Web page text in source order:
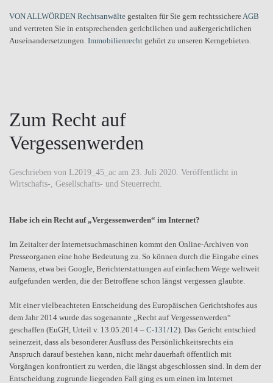
VON ALLWÖRDEN Rechtsanwälte gestalten für Sie gern rechtssichereAGB
und vertreten Sie in entsprechenden gerichtlichen und außergerichtlichen
Auseinandersetzungen. Immobilienrecht gehört zu unseren Kerngebieten.
Zum Recht auf
Vergessenwerden
Geschrieben von L2019_45_ac am 23. Juli 2020. Veröffentlicht in
Wirtschafts-, Gesellschafts- und Steuerrecht.
Habe ich ein Recht auf „Vergessenwerden“ im Internet?
Im Zeitalter der Internetsuchmaschinen kommt den Online-Archiven von
Presseorganen eine hohe Bedeutung zu. So können durch die Eingabe eines
Namens, etwa bei Google, Berichterstattungen auf einfachem Wege weltweit
aufgefunden werden, die der Betroffene schon längst vergessen glaubte.
Mit einer vielbeachteten Entscheidung des Europäischen Gerichtshofes aus
dem Jahr 2014 wurde das sogenannte „Recht auf Vergessenwerden“
geschaffen (EuGH, Urteil v. 13.05.2014 – C-131/12). Das Gericht entschied
seinerzeit, dass als besonderer Ausfluss des Persönlichkeitsrechts ein
Anspruch darauf bestehen kann, nicht mehr dauerhaft öffentlich mit
Vorgängen konfrontiert zu werden, die längst abgeschlossen sind. In dem der
Entscheidung zugrunde liegenden Fall ging es um einen im Internet